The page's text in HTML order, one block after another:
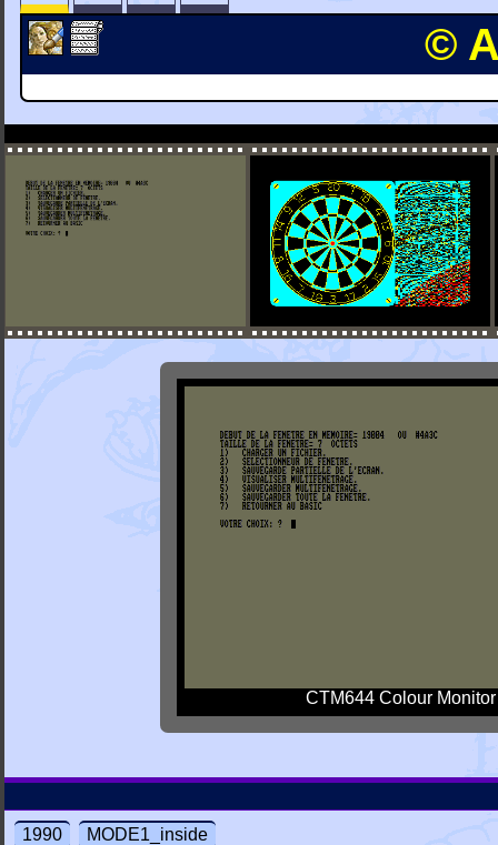
©
CTM644 Colour Monitor
1990 MODE1_inside